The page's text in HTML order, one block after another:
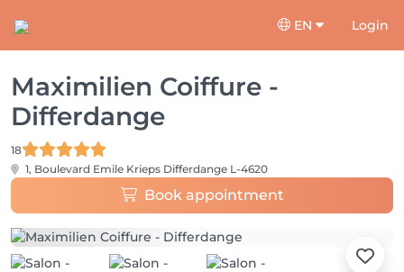
EN Login
Maximilien Coiffure -
Differdange
18
1, Boulevard Emile Krieps Differdange L-4620
Book appointment